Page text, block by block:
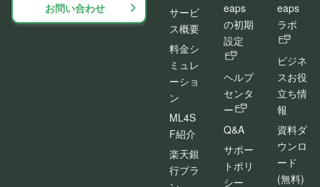
お問い合わせ
サービ
ス概要
料金シ
ミュレ
ーショ
ン
ML4S
F紹介
楽天銀
行プラ
eaps
の初期
設定
ヘルプ
センタ
ー
Q&A
サポー
トポリ
シー
eaps
ラボ
ビジネ
スお役
立ち情
報
資料ダ
ウンロ
ード
(無料)